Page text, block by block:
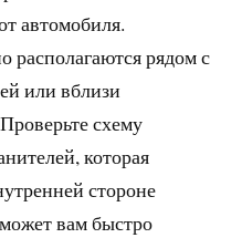
автомобиля.
располагаются рядом с
или вблизи
схему
которая
стороне
вам быстро